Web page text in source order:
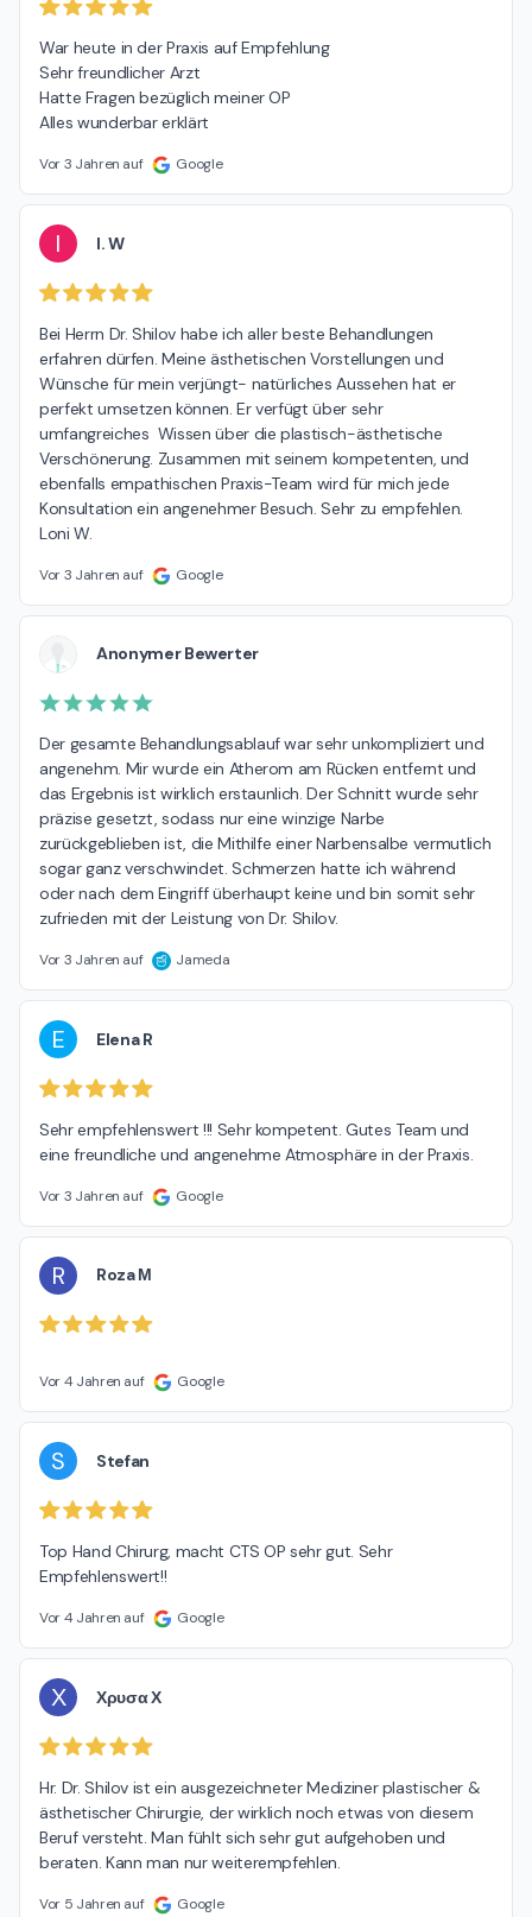
War heute in der Praxis auf Empfehlung
Sehr freundlicher Arzt
Hatte Fragen bezüglich meiner OP
Alles wunderbar erklärt
Vor 3 Jahren auf Google
I I. W
Bei Herrn Dr. Shilov habe ich aller beste Behandlungen
erfahren dürfen. Meine ästhetischen Vorstellungen und
Wünsche für mein verjüngt- natürliches Aussehen hat er
perfekt umsetzen können. Er verfügt über sehr
umfangreiches  Wissen über die plastisch-ästhetische
Verschönerung. Zusammen mit seinem kompetenten, und
ebenfalls empathischen Praxis-Team wird für mich jede
Konsultation ein angenehmer Besuch. Sehr zu empfehlen.
Loni W.
Vor 3 Jahren auf Google
Anonymer Bewerter
Der gesamte Behandlungsablauf war sehr unkompliziert und
angenehm. Mir wurde ein Atherom am Rücken entfernt und
das Ergebnis ist wirklich erstaunlich. Der Schnitt wurde sehr
präzise gesetzt, sodass nur eine winzige Narbe
zurückgeblieben ist, die Mithilfe einer Narbensalbe vermutlich
sogar ganz verschwindet. Schmerzen hatte ich während
oder nach dem Eingriff überhaupt keine und bin somit sehr
zufrieden mit der Leistung von Dr. Shilov.
Vor 3 Jahren auf Jameda
E Elena R
Sehr empfehlenswert !!! Sehr kompetent. Gutes Team und
eine freundliche und angenehme Atmosphäre in der Praxis.
Vor 3 Jahren auf Google
R Roza Μ
Vor 4 Jahren auf Google
S Stefan
Top Hand Chirurg, macht CTS OP sehr gut. Sehr
Empfehlenswert!!
Vor 4 Jahren auf Google
Χ Χρυσα Χ
Hr. Dr. Shilov ist ein ausgezeichneter Mediziner plastischer &
ästhetischer Chirurgie, der wirklich noch etwas von diesem
Beruf versteht. Man fühlt sich sehr gut aufgehoben und
beraten. Kann man nur weiterempfehlen.
Vor 5 Jahren auf Google